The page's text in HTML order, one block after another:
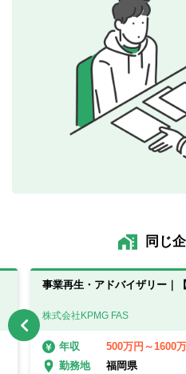
同じ
事業再生・アドバイザリー｜【
株式会社KPMG FAS
年収
500万円～1600
勤務地
福岡県